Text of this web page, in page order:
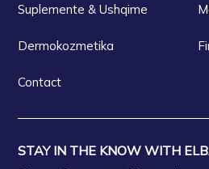
Suplemente & Ushqime
Dermokozmetika
Contact
STAY IN THE KNOW WITH